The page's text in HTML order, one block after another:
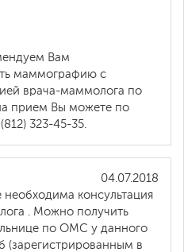
Вам
маммографию с
врача-маммолога по
прием Вы можете по
323-45-35.
04.07.2018
консультация
. Можно получить
по ОМС у данного
(зарегистрированным в